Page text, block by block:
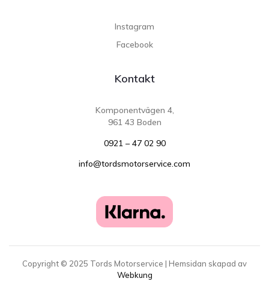
Instagram
Facebook
Kontakt
Komponentvägen 4,
961 43 Boden
0921 – 47 02 90
info@tordsmotorservice.com
Copyright © 2025 Tords Motorservice | Hemsidan skapad av
Webkung